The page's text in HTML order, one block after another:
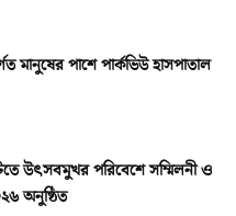
মানুষের পাশে পার্কভিউ হাসপাতাল
উৎসবমুখর পরিবেশে সম্মিলনী ও
অনুষ্ঠিত